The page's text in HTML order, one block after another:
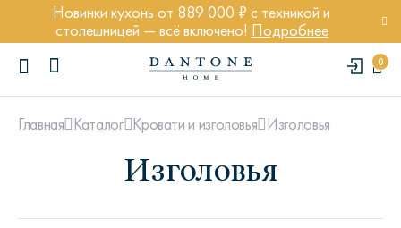
Новинки кухонь от 889 000 ₽ с техникой и
столешницей — всё включено! Подробнее
0
Главная Каталог Кровати и изголовья Изголовья
Изголовья